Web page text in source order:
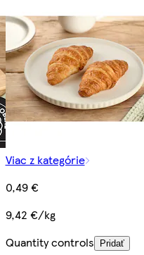
Viac z kategórie
0,49 €
9,42 €/kg
Quantity controls
Pridať